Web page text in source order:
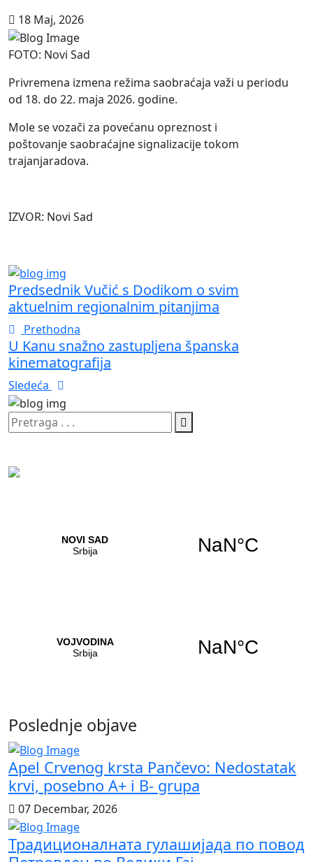
18 Maj, 2026
FOTO: Novi Sad
Privremena izmena režima saobraćaja važi u periodu
od 18. do 22. maja 2026. godine.
Mole se vozači za povećanu opreznost i
poštovanje saobraćajne signalizacije tokom
trajanjaradova.
IZVOR: Novi Sad
Predsednik Vučić s Dodikom o svim
aktuelnim regionalnim pitanjima
Prethodna
U Kanu snažno zastupljena španska
kinematografija
Sledeća
Poslednje objave
Apel Crvenog krsta Pančevo: Nedostatak
krvi, posebno A+ i B- grupa
07 Decembar, 2026
Традиционалната гулашијада по повод